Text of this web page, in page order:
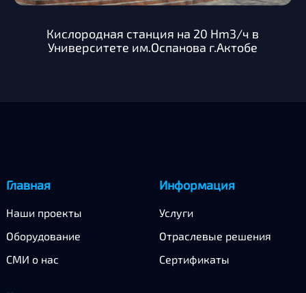
Кислородная станция на 20 Hm3/ч в
Университете им.Оспанова г.Актобе
Главная
Наши проекты
Оборудование
СМИ о нас
Информация
Услуги
Отраслевые решения
Сертификаты